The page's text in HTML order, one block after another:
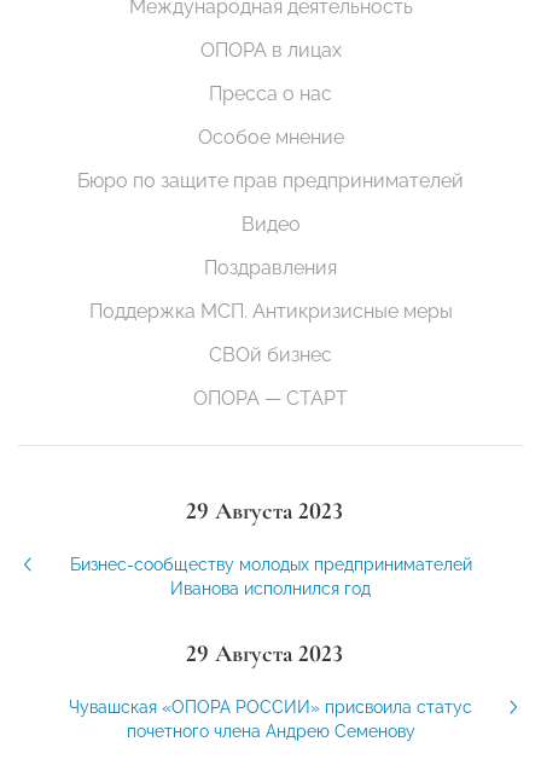
Международная деятельность
ОПОРА в лицах
Пресса о нас
Особое мнение
Бюро по защите прав предпринимателей
Видео
Поздравления
Поддержка МСП. Антикризисные меры
СВОй бизнес
ОПОРА — СТАРТ
29 Августа 2023
Бизнес-сообществу молодых предпринимателей
Иванова исполнился год
29 Августа 2023
Чувашская «ОПОРА РОССИИ» присвоила статус
почетного члена Андрею Семенову